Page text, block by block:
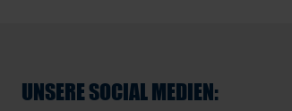
UNSERE SOCIAL MEDIEN: